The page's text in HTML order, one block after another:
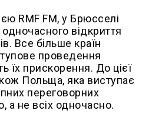
RMF FM, у Брюсселі
відкриття
Все більше країн
проведення
їх прискорення. До цієї
Польща, яка виступає
переговорних
а не всіх одночасно.